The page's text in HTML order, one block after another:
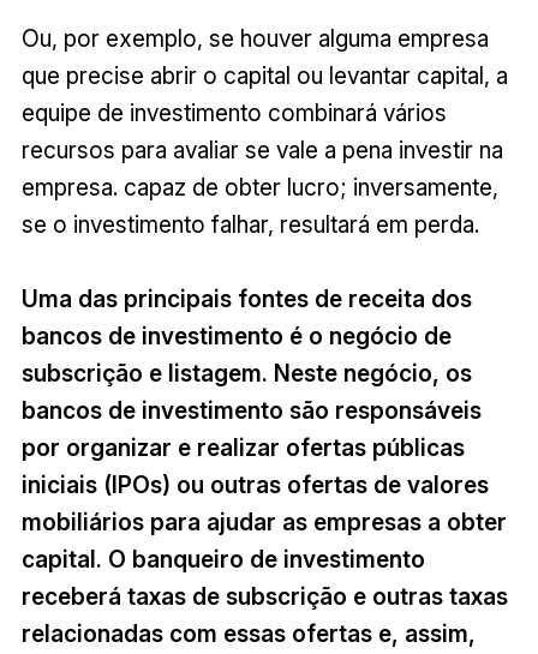
Ou, por exemplo, se houver alguma empresa
que precise abrir o capital ou levantar capital, a
equipe de investimento combinará vários
recursos para avaliar se vale a pena investir na
empresa. capaz de obter lucro; inversamente,
se o investimento falhar, resultará em perda.
Uma das principais fontes de receita dos
bancos de investimento é o negócio de
subscrição e listagem. Neste negócio, os
bancos de investimento são responsáveis ​​
por organizar e realizar ofertas públicas
iniciais (IPOs) ou outras ofertas de valores
mobiliários para ajudar as empresas a obter
capital. O banqueiro de investimento
receberá taxas de subscrição e outras taxas
relacionadas com essas ofertas e, assim,